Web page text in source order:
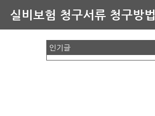
실비보험 청구서류 청구방법
인기글